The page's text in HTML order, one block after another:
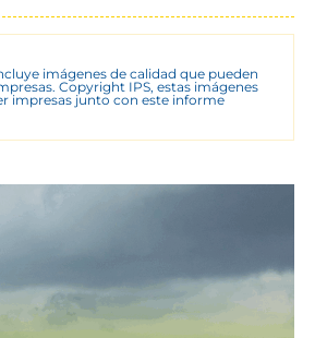
imágenes de calidad que pueden
Copyright IPS, estas imágenes
impresas junto con este informe